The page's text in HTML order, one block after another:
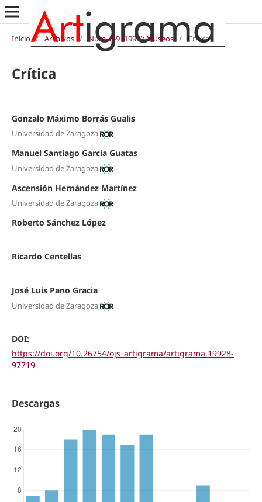
Inicio / Archivos / Núm. 8-9 (1992): Museos / Crítica
Crítica
Gonzalo Máximo Borrás Gualis
Universidad de Zaragoza
Manuel Santiago García Guatas
Universidad de Zaragoza
Ascensión Hernández Martínez
Universidad de Zaragoza
Roberto Sánchez López
Ricardo Centellas
José Luis Pano Gracia
Universidad de Zaragoza
DOI:
https://doi.org/10.26754/ojs_artigrama/artigrama.19928-
97719
Descargas